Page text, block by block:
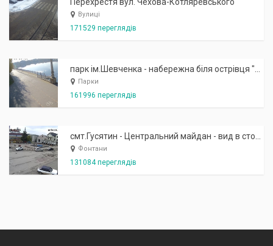
Вулиці
171529 переглядів
Парки
161996 переглядів
Фонтани
131084 переглядів